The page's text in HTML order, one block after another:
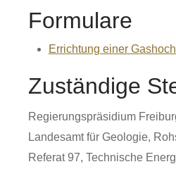
Formulare
Errichtung einer
Zuständige
Regierungspräsidium
Landesamt für Geologie,
Referat 97, Technische